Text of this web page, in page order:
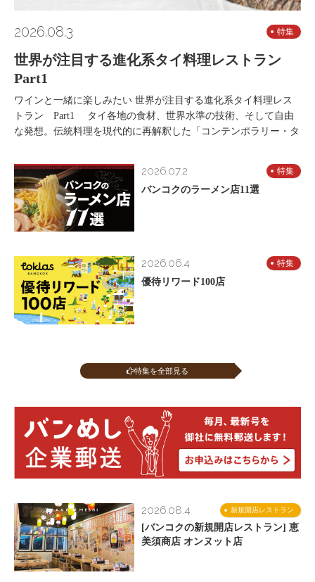
2026.08.3 特集
世界が注目する進化系タイ料理レストラン
Part1
ワインと一緒に楽しみたい 世界が注目する進化系タイ料理レス
トラン Part1 タイ各地の食材、世界水準の技術、そして自由
な発想。伝統料理を現代的に再解釈した「コンテンポラリー・タ
2026.07.2 特集
バンコクのラーメン店11選
2026.06.4 特集
優待リワード100店
特集を全部見る
新規開店レストラン
2026.08.4
[バンコクの新規開店レストラン] 恵
美須商店 オンヌット店